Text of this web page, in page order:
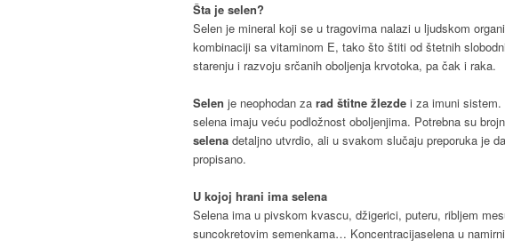
Šta je selen?
Selen je mineral koji se u tragovima nalazi u ljudskom
kombinaciji sa vitaminom E, tako što štiti od štetnih
starenju i razvoju srčanih oboljenja krvotoka, pa čak i raka.
Selen je neophodan za rad štitne žlezde i za imuni sistem.
selena imaju veću podložnost oboljenjima. Potrebna su
selena detaljno utvrdio, ali u svakom slučaju preporuka je
propisano.
U kojoj hrani ima selena
Selena ima u pivskom kvascu, džigerici, puteru, ribljem
suncokretovim semenkama… Koncentracijaselena u